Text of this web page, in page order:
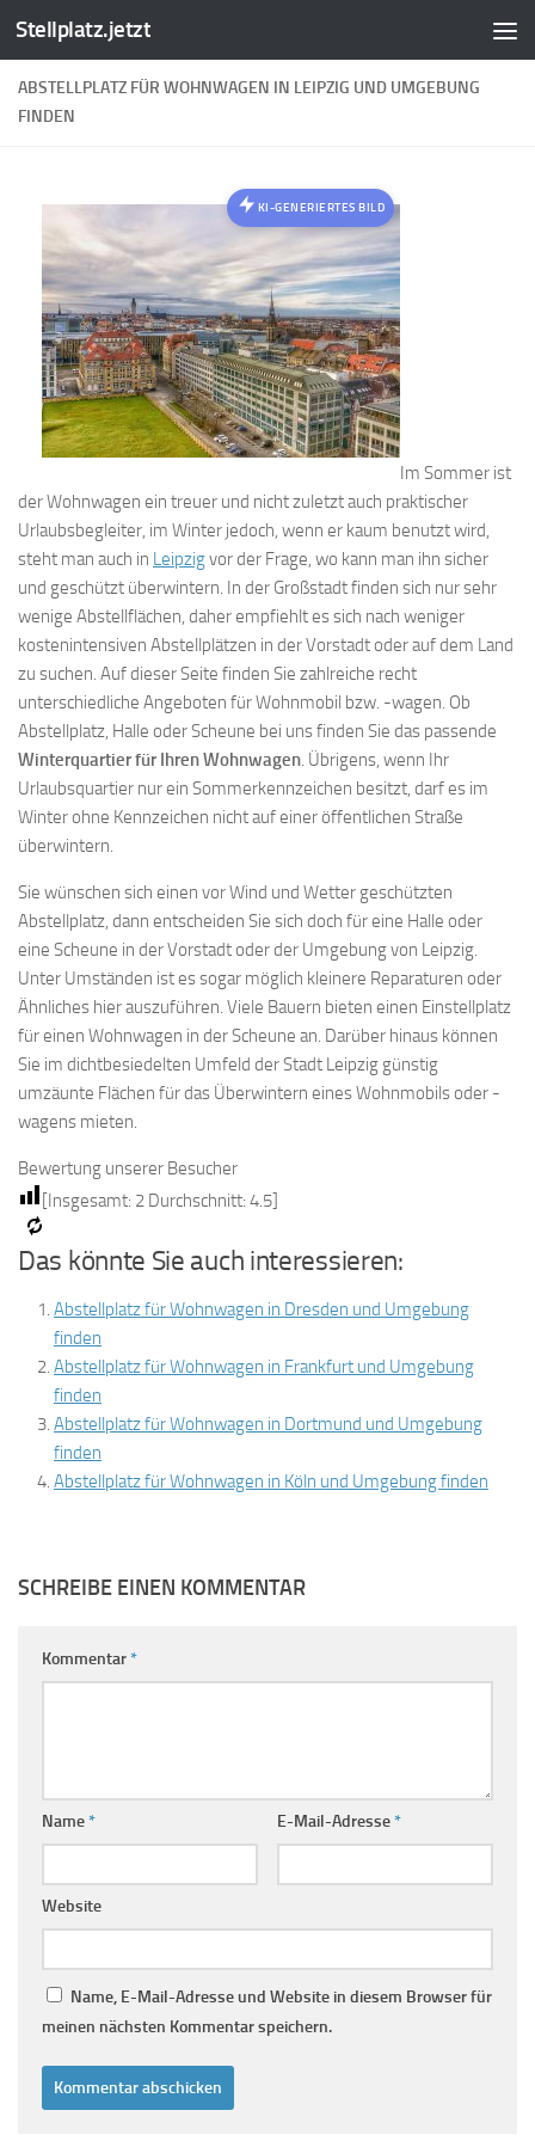
Zum Inhalt springen
Stellplatz.jetzt
ABSTELLPLATZ FÜR WOHNWAGEN IN LEIPZIG UND UMGEBUNG
FINDEN
KI-GENERIERTES BILD
Im Sommer ist
der Wohnwagen ein treuer und nicht zuletzt auch praktischer
Urlaubsbegleiter, im Winter jedoch, wenn er kaum benutzt wird,
steht man auch in Leipzigvor der Frage, wo kann man ihn sicher
und geschützt überwintern. In der Großstadt finden sich nur sehr
wenige Abstellflächen, daher empfiehlt es sich nach weniger
kostenintensiven Abstellplätzen in der Vorstadt oder auf dem Land
zu suchen. Auf dieser Seite finden Sie zahlreiche recht
unterschiedliche Angeboten für Wohnmobil bzw. -wagen. Ob
Abstellplatz, Halle oder Scheune bei uns finden Sie das passende
Winterquartier für Ihren Wohnwagen. Übrigens, wenn Ihr
Urlaubsquartier nur ein Sommerkennzeichen besitzt, darf es im
Winter ohne Kennzeichen nicht auf einer öffentlichen Straße
überwintern.
Sie wünschen sich einen vor Wind und Wetter geschützten
Abstellplatz, dann entscheiden Sie sich doch für eine Halle oder
eine Scheune in der Vorstadt oder der Umgebung von Leipzig.
Unter Umständen ist es sogar möglich kleinere Reparaturen oder
Ähnliches hier auszuführen. Viele Bauern bieten einen Einstellplatz
für einen Wohnwagen in der Scheune an. Darüber hinaus können
Sie im dichtbesiedelten Umfeld der Stadt Leipzig günstig
umzäunte Flächen für das Überwintern eines Wohnmobils oder -
wagens mieten.
Bewertung unserer Besucher
[Insgesamt: 2 Durchschnitt: 4.5]
Das könnte Sie auch interessieren:
Abstellplatz für Wohnwagen in Dresden und Umgebung
finden
Abstellplatz für Wohnwagen in Frankfurt und Umgebung
finden
Abstellplatz für Wohnwagen in Dortmund und Umgebung
finden
Abstellplatz für Wohnwagen in Köln und Umgebung finden
SCHREIBE EINEN KOMMENTAR
Kommentar*
Name* E-Mail-Adresse*
Website
Name, E-Mail-Adresse und Website in diesem Browser für
meinen nächsten Kommentar speichern.